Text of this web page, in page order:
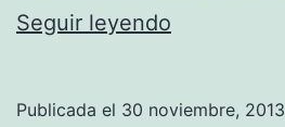
Seguir leyendo
Publicada el 30 noviembre, 2013